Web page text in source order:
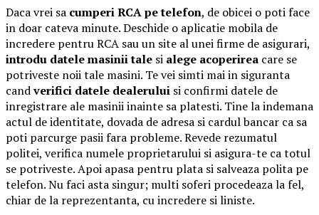
Daca vrei sa cumperi RCA pe telefon, de obicei o poti face
in doar cateva minute. Deschide o aplicatie mobila de
incredere pentru RCA sau un site al unei firme de asigurari,
introdu datele masinii tale si alege acoperirea care se
potriveste noii tale masini. Te vei simti mai in siguranta
candverifici datele dealerului si confirmi datele de
inregistrare ale masinii inainte sa platesti. Tine la indemana
actul de identitate, dovada de adresa si cardul bancar ca sa
poti parcurge pasii fara probleme. Revede rezumatul
politei, verifica numele proprietarului si asigura-te ca totul
se potriveste. Apoi apasa pentru plata si salveaza polita pe
telefon. Nu faci asta singur; multi soferi procedeaza la fel,
chiar de la reprezentanta, cu incredere si liniste.